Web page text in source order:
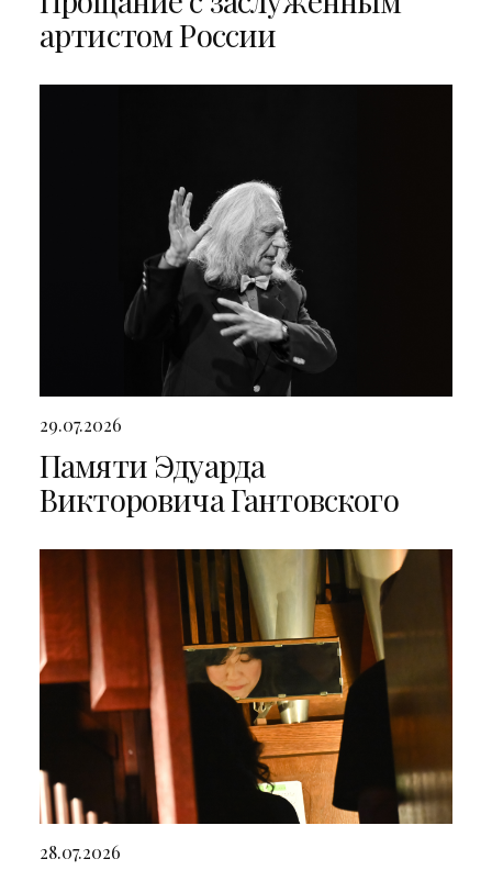
артистом России
29.07.2026
Памяти Эдуарда
Викторовича Гантовского
28.07.2026